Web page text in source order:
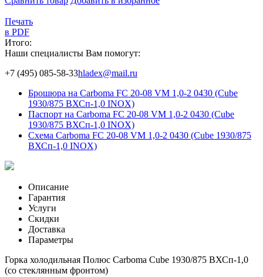
Печать
в PDF
Итого:
Наши специалисты Вам помогут:
+7 (495) 085-58-33hladex@mail.ru
Брошюра на Carboma FС 20-08 VM 1,0-2 0430 (Cube
1930/875 ВХСп-1,0 INOX)
Паспорт на Carboma FС 20-08 VM 1,0-2 0430 (Cube
1930/875 ВХСп-1,0 INOX)
Схема Carboma FС 20-08 VM 1,0-2 0430 (Cube 1930/875
ВХСп-1,0 INOX)
Описание
Гарантия
Услуги
Скидки
Доставка
Параметры
Горка холодильная Полюс Carboma Cube 1930/875 ВХСп-1,0
(со стеклянным фронтом)